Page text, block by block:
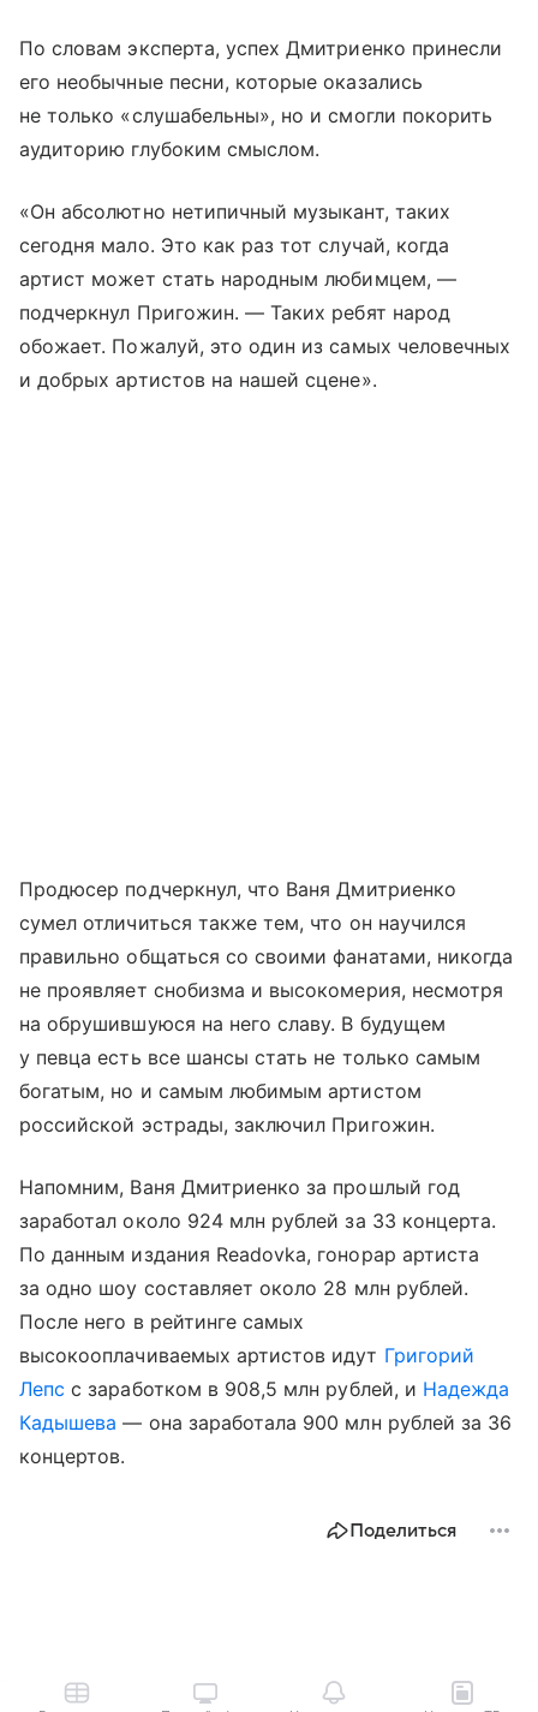
По словам эксперта, успех Дмитриенко принесли
его необычные песни, которые оказались
не только «слушабельны», но и смогли покорить
аудиторию глубоким смыслом.
«Он абсолютно нетипичный музыкант, таких
сегодня мало. Это как раз тот случай, когда
артист может стать народным любимцем, —
подчеркнул Пригожин. — Таких ребят народ
обожает. Пожалуй, это один из самых человечных
и добрых артистов на нашей сцене».
Продюсер подчеркнул, что Ваня Дмитриенко
сумел отличиться также тем, что он научился
правильно общаться со своими фанатами, никогда
не проявляет снобизма и высокомерия, несмотря
на обрушившуюся на него славу. В будущем
у певца есть все шансы стать не только самым
богатым, но и самым любимым артистом
российской эстрады, заключил Пригожин.
Напомним, Ваня Дмитриенко за прошлый год
заработал около 924 млн рублей за 33 концерта.
По данным издания Readovka, гонорар артиста
за одно шоу составляет около 28 млн рублей.
После него в рейтинге самых
высокооплачиваемых артистов идут Григорий
Лепс с заработком в 908,5 млн рублей, и Надежда
Кадышева — она заработала 900 млн рублей за 36
концертов.
Поделиться